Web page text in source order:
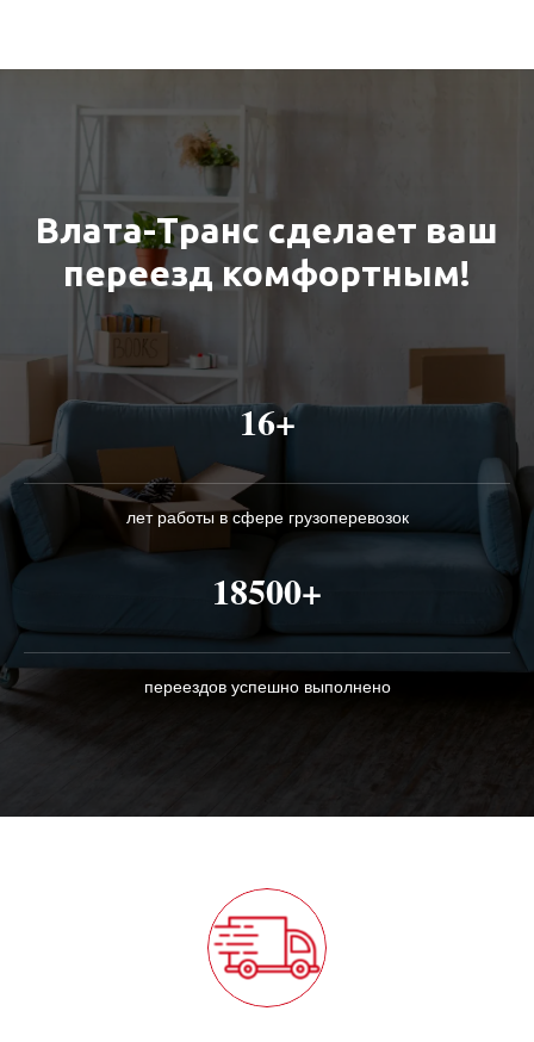
Влата-Транс сделает ваш
переезд комфортным!
16+
лет работы в сфере грузоперевозок
18500+
переездов успешно выполнено